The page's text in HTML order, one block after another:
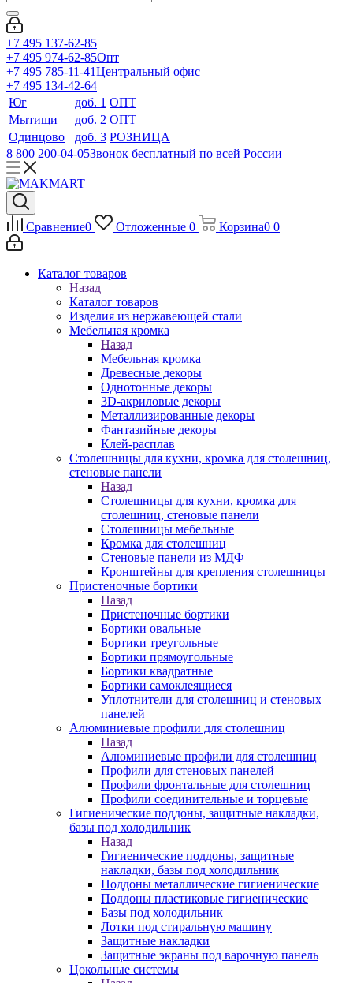
+7 495 137-62-85
+7 495 974-62-85Опт
+7 495 785-11-41Центральный офис
+7 495 134-42-64
Юг
доб. 1 ОПТ
Мытищи
доб. 2 ОПТ
Одинцово
доб. 3 РОЗНИЦА
8 800 200-04-05Звонок бесплатный по всей России
Сравнение0 Отложенные 0 Корзина0 0
Каталог товаров
Назад
Каталог товаров
Изделия из нержавеющей стали
Мебельная кромка
Назад
Мебельная кромка
Древесные декоры
Однотонные декоры
3D-акриловые декоры
Металлизированные декоры
Фантазийные декоры
Клей-расплав
Столешницы для кухни, кромка для столешниц,
стеновые панели
Назад
Столешницы для кухни, кромка для
столешниц, стеновые панели
Столешницы мебельные
Кромка для столешниц
Стеновые панели из МДФ
Кронштейны для крепления столешницы
Пристеночные бортики
Назад
Пристеночные бортики
Бортики овальные
Бортики треугольные
Бортики прямоугольные
Бортики квадратные
Бортики самоклеящиеся
Уплотнители для столешниц и стеновых
панелей
Алюминиевые профили для столешниц
Назад
Алюминиевые профили для столешниц
Профили для стеновых панелей
Профили фронтальные для столешниц
Профили соединительные и торцевые
Гигиенические поддоны, защитные накладки,
базы под холодильник
Назад
Гигиенические поддоны, защитные
накладки, базы под холодильник
Поддоны металлические гигиенические
Поддоны пластиковые гигиенические
Базы под холодильник
Лотки под стиральную машину
Защитные накладки
Защитные экраны под варочную панель
Цокольные системы